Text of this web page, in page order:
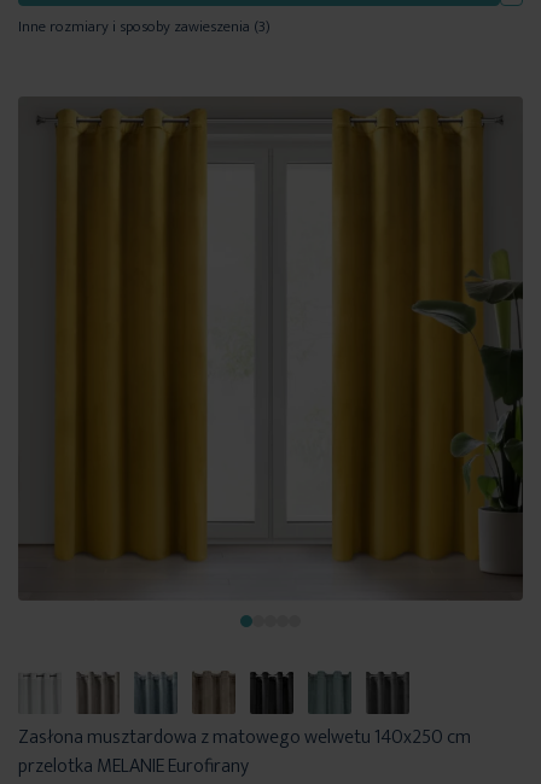
Inne rozmiary i sposoby zawieszenia (3)
Zasłona musztardowa z matowego welwetu 140x250 cm
przelotka MELANIE Eurofirany